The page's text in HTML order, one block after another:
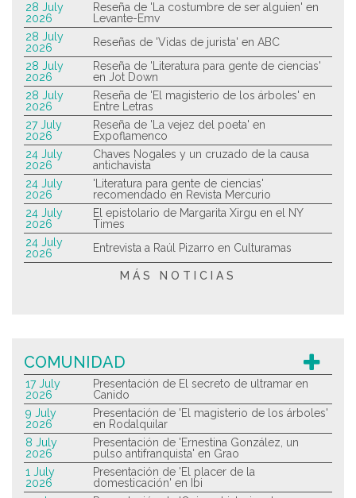
28 July
2026
Reseña de 'La costumbre de ser alguien' en
Levante-Emv
28 July
2026
Reseñas de 'Vidas de jurista' en ABC
28 July
2026
Reseña de 'Literatura para gente de ciencias'
en Jot Down
28 July
2026
Reseña de 'El magisterio de los árboles' en
Entre Letras
27 July
2026
Reseña de 'La vejez del poeta' en
Expoflamenco
24 July
2026
Chaves Nogales y un cruzado de la causa
antichavista
24 July
2026
'Literatura para gente de ciencias'
recomendado en Revista Mercurio
24 July
2026
El epistolario de Margarita Xirgu en el NY
Times
24 July
2026
Entrevista a Raúl Pizarro en Culturamas
MÁS NOTICIAS
COMUNIDAD
17 July
2026
Presentación de El secreto de ultramar en
Canido
9 July
2026
Presentación de 'El magisterio de los árboles'
en Rodalquilar
8 July
2026
Presentación de 'Ernestina González, un
pulso antifranquista' en Grao
1 July
2026
Presentación de 'El placer de la
domesticación' en Ibi